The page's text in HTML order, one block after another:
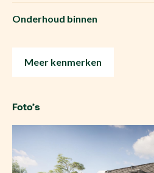
Onderhoud binnen
Meer kenmerken
Foto’s